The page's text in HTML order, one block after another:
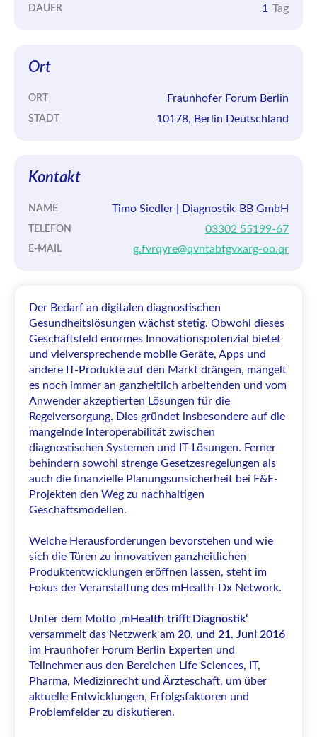
DAUER 1 Tag
Ort
ORT Fraunhofer Forum Berlin
STADT 10178, Berlin Deutschland
Kontakt
NAME Timo Siedler | Diagnostik-BB GmbH
TELEFON 03302 55199-67
E-MAIL g.fvrqyre@qvntabfgvxarg-oo.qr
Der Bedarf an digitalen diagnostischen
Gesundheitslösungen wächst stetig. Obwohl dieses
Geschäftsfeld enormes Innovationspotenzial bietet
und vielversprechende mobile Geräte, Apps und
andere IT-Produkte auf den Markt drängen, mangelt
es noch immer an ganzheitlich arbeitenden und vom
Anwender akzeptierten Lösungen für die
Regelversorgung. Dies gründet insbesondere auf die
mangelnde Interoperabilität zwischen
diagnostischen Systemen und IT-Lösungen. Ferner
behindern sowohl strenge Gesetzes­regelungen als
auch die finanzielle Planungsunsicherheit bei F&E-
Projekten den Weg zu nachhaltigen
Geschäftsmodellen.
Welche Herausforderungen bevorstehen und wie
sich die Türen zu innovativen ganzheitlichen
Produktentwicklungen eröffnen lassen, steht im
Fokus der Veranstaltung des mHealth-Dx Network.
Unter dem Motto ‚mHealth trifft Diagnostik‘
versammelt das Netzwerk am 20. und 21. Juni 2016
im Fraunhofer Forum Berlin Experten und
Teilnehmer aus den Bereichen Life Sciences, IT,
Pharma, Medizinrecht und Ärzteschaft, um über
aktuelle Entwicklungen, Erfolgsfaktoren und
Problemfelder zu diskutieren.